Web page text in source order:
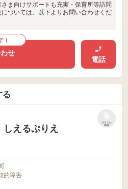
ま向けサポートも充実・保育所等訪問
ついては、以下よりお問い合わせくだ
！
せ
電話
る
えるぷりえ
リストに
保存
的障害